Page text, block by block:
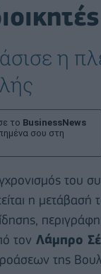
η
το BusinessNews
σου στη
του
η
τον Λάμπρο
της